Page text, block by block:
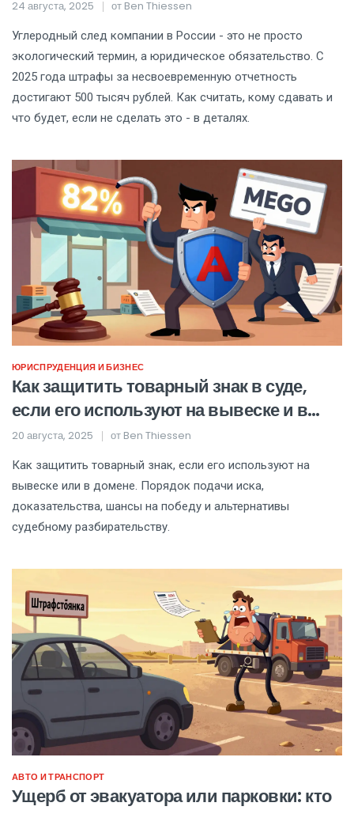
24 августа, 2025 от Ben Thiessen
Углеродный след компании в России - это не просто
экологический термин, а юридическое обязательство. С
2025 года штрафы за несвоевременную отчетность
достигают 500 тысяч рублей. Как считать, кому сдавать и
что будет, если не сделать это - в деталях.
ЮРИСПРУДЕНЦИЯ И БИЗНЕС
Как защитить товарный знак в суде,
если его используют на вывеске и в
домене
20 августа, 2025 от Ben Thiessen
Как защитить товарный знак, если его используют на
вывеске или в домене. Порядок подачи иска,
доказательства, шансы на победу и альтернативы
судебному разбирательству.
АВТО И ТРАНСПОРТ
Ущерб от эвакуатора или парковки: кто